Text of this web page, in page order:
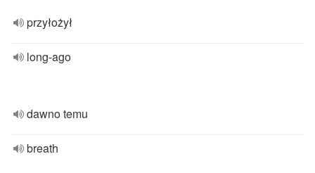
przyłożył
long-ago
dawno temu
breath